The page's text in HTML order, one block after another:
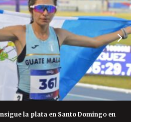
la plata en Santo Domingo en